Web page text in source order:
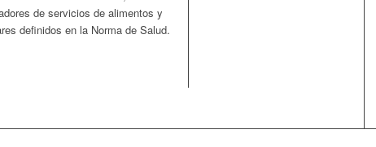
de servicios de alimentos y
definidos en la Norma de Salud.